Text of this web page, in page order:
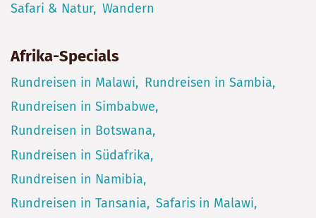
Safari & Natur Wandern
Afrika-Specials
Rundreisen in Malawi
Rundreisen in Sambia
Rundreisen in Simbabwe
Rundreisen in Botswana
Rundreisen in Südafrika
Rundreisen in Namibia
Rundreisen in Tansania
Safaris in Malawi